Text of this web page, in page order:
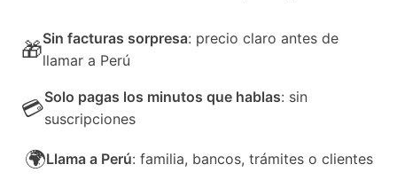
🎁Sin facturas sorpresa: precio claro antes de
llamar a Perú
💳Solo pagas los minutos que hablas: sin
suscripciones
🌍Llama a Perú: familia, bancos, trámites o clientes